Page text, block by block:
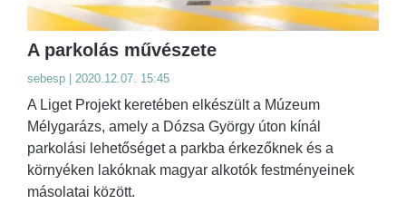
A parkolás művészete
sebesp | 2020.12.07. 15:45
A Liget Projekt keretében elkészült a Múzeum
Mélygarázs, amely a Dózsa György úton kínál
parkolási lehetőséget a parkba érkezőknek és a
környéken lakóknak magyar alkotók festményeinek
másolatai között.